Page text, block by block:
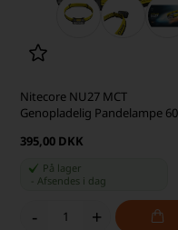
Nitecore NU27 MCT
Genopladelig Pandelampe
395,00 DKK
På lager
Afsendes i dag
- +